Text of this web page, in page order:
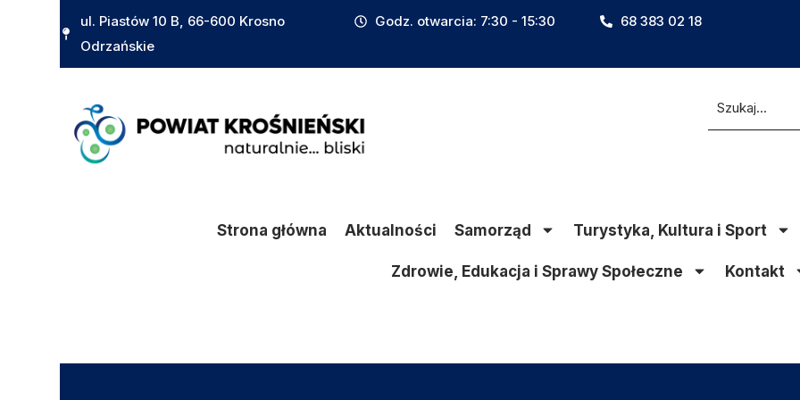
treściul. Piastów 10 B, 66-600 Krosno
Odrzańskie
Godz. otwarcia: 7:30 - 15:30 68 383 02 18
Strona główna Aktualności Samorząd Turystyka, Kultura i Sport
Zdrowie, Edukacja i Sprawy Społeczne Kontakt